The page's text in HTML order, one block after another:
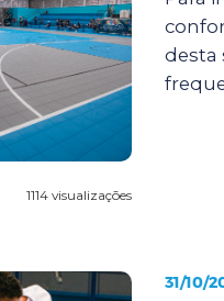
1114 visualizações
desta
31/10/